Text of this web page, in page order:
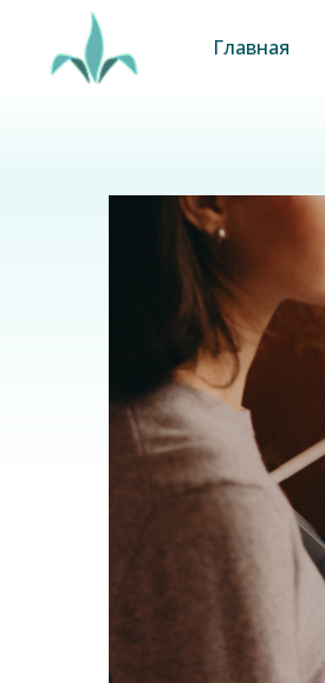
Главная